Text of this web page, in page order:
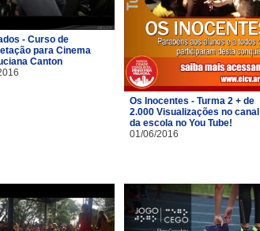
- Curso de
para Cinema
Canton
Os Inocentes - Turma 2 + de
2.000 Visualizações no canal
da escola no You Tube!
01/06/2016